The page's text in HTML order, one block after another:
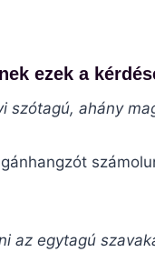
ezek a
szótagú, ahány
az egytagú